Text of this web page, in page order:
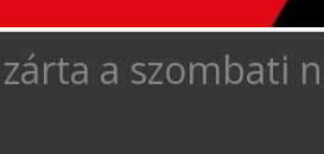
a szombati